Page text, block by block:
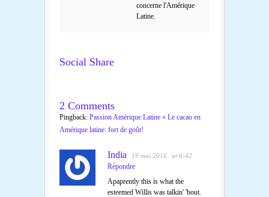
concerne l'Amérique
Latine.
Social Share
2 Comments
Pingback: Passion Amérique Latine » Le cacao en
Amérique latine: fort de goût!
India 19 mai 2016 at 6:42
Répondre
Apaprently this is what the
esteemed Willis was talkin' 'bout.